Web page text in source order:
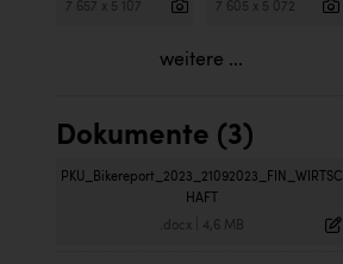
7 657 x 5 107 7 605 x 5 072
weitere ...
Dokumente (3)
PKU_Bikereport_2023_21092023_FIN_WIRTSC
HAFT
.docx| 4,6 MB